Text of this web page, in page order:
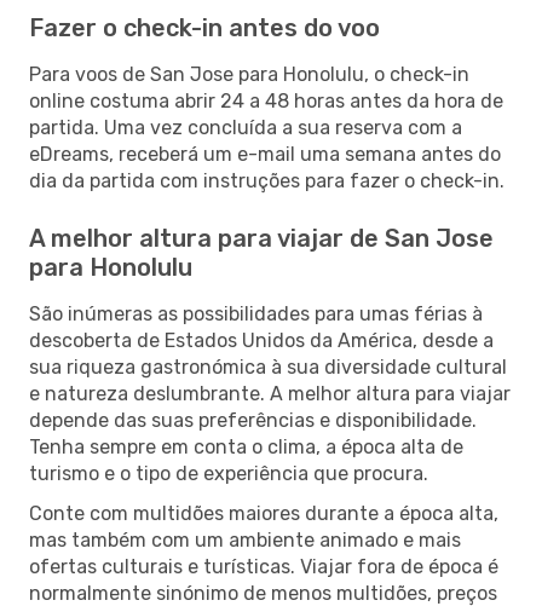
Fazer o check-in antes do voo
Para voos de San Jose para Honolulu, o check-in
online costuma abrir 24 a 48 horas antes da hora de
partida. Uma vez concluída a sua reserva com a
eDreams, receberá um e-mail uma semana antes do
dia da partida com instruções para fazer o check-in.
A melhor altura para viajar de San Jose
para Honolulu
São inúmeras as possibilidades para umas férias à
descoberta de Estados Unidos da América, desde a
sua riqueza gastronómica à sua diversidade cultural
e natureza deslumbrante. A melhor altura para viajar
depende das suas preferências e disponibilidade.
Tenha sempre em conta o clima, a época alta de
turismo e o tipo de experiência que procura.
Conte com multidões maiores durante a época alta,
mas também com um ambiente animado e mais
ofertas culturais e turísticas. Viajar fora de época é
normalmente sinónimo de menos multidões, preços